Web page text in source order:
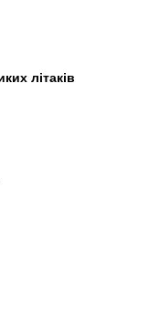
літаків